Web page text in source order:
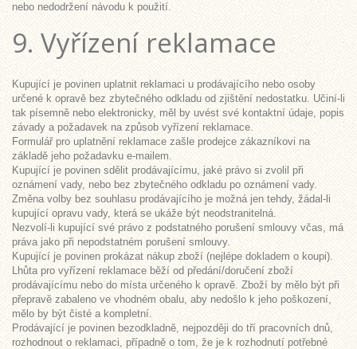
nebo nedodržení návodu k použití.
9. Vyřízení reklamace
Kupující je povinen uplatnit reklamaci u prodávajícího nebo osoby
určené k opravě bez zbytečného odkladu od zjištění nedostatku. Učiní-li
tak písemně nebo elektronicky, měl by uvést své kontaktní údaje, popis
závady a požadavek na způsob vyřízení reklamace.
Formulář pro uplatnění reklamace zašle prodejce zákazníkovi na
základě jeho požadavku e-mailem.
Kupující je povinen sdělit prodávajícímu, jaké právo si zvolil při
oznámení vady, nebo bez zbytečného odkladu po oznámení vady.
Změna volby bez souhlasu prodávajícího je možná jen tehdy, žádal-li
kupující opravu vady, která se ukáže být neodstranitelná.
Nezvolí-li kupující své právo z podstatného porušení smlouvy včas, má
práva jako při nepodstatném porušení smlouvy.
Kupující je povinen prokázat nákup zboží (nejlépe dokladem o koupi).
Lhůta pro vyřízení reklamace běží od předání/doručení zboží
prodávajícímu nebo do místa určeného k opravě. Zboží by mělo být při
přepravě zabaleno ve vhodném obalu, aby nedošlo k jeho poškození,
mělo by být čisté a kompletní.
Prodávající je povinen bezodkladně, nejpozději do tří pracovních dnů,
rozhodnout o reklamaci, případně o tom, že je k rozhodnutí potřebné